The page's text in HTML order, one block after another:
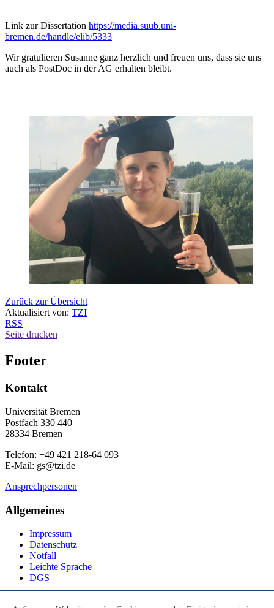
Link zur Dissertation https://media.suub.uni-
bremen.de/handle/elib/5333
Wir gratulieren Susanne ganz herzlich und freuen uns, dass sie uns
auch als PostDoc in der AG erhalten bleibt.
Zurück zur Übersicht
Aktualisiert von: TZI
RSS
Seite drucken
Footer
Kontakt
Universität Bremen
Postfach 330 440
28334 Bremen
Telefon: +49 421 218-64 093
E-Mail: gs@tzi.de
Ansprechpersonen
Allgemeines
Impressum
Datenschutz
Notfall
Leichte Sprache
DGS